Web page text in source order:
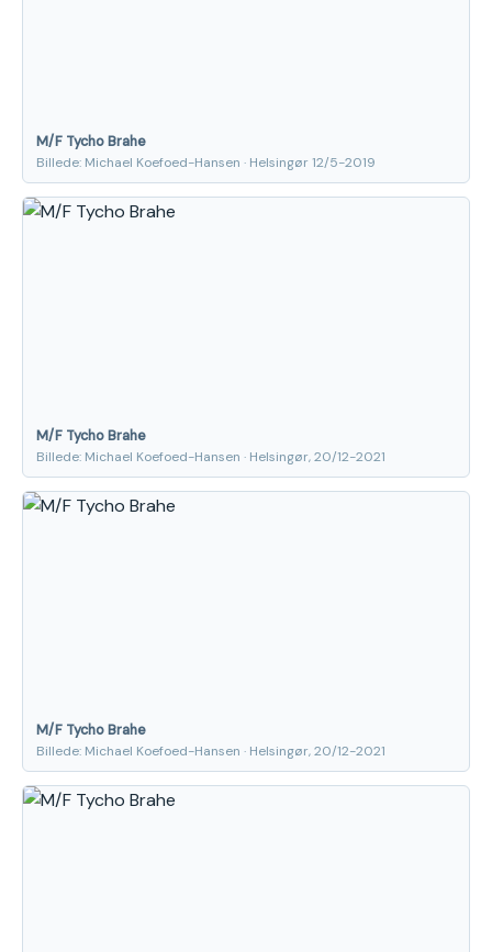
M/F Tycho Brahe
Billede: Michael Koefoed-Hansen · Helsingør 12/5-2019
M/F Tycho Brahe
Billede: Michael Koefoed-Hansen · Helsingør, 20/12-2021
M/F Tycho Brahe
Billede: Michael Koefoed-Hansen · Helsingør, 20/12-2021